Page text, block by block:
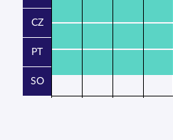
CZ
PT
SO